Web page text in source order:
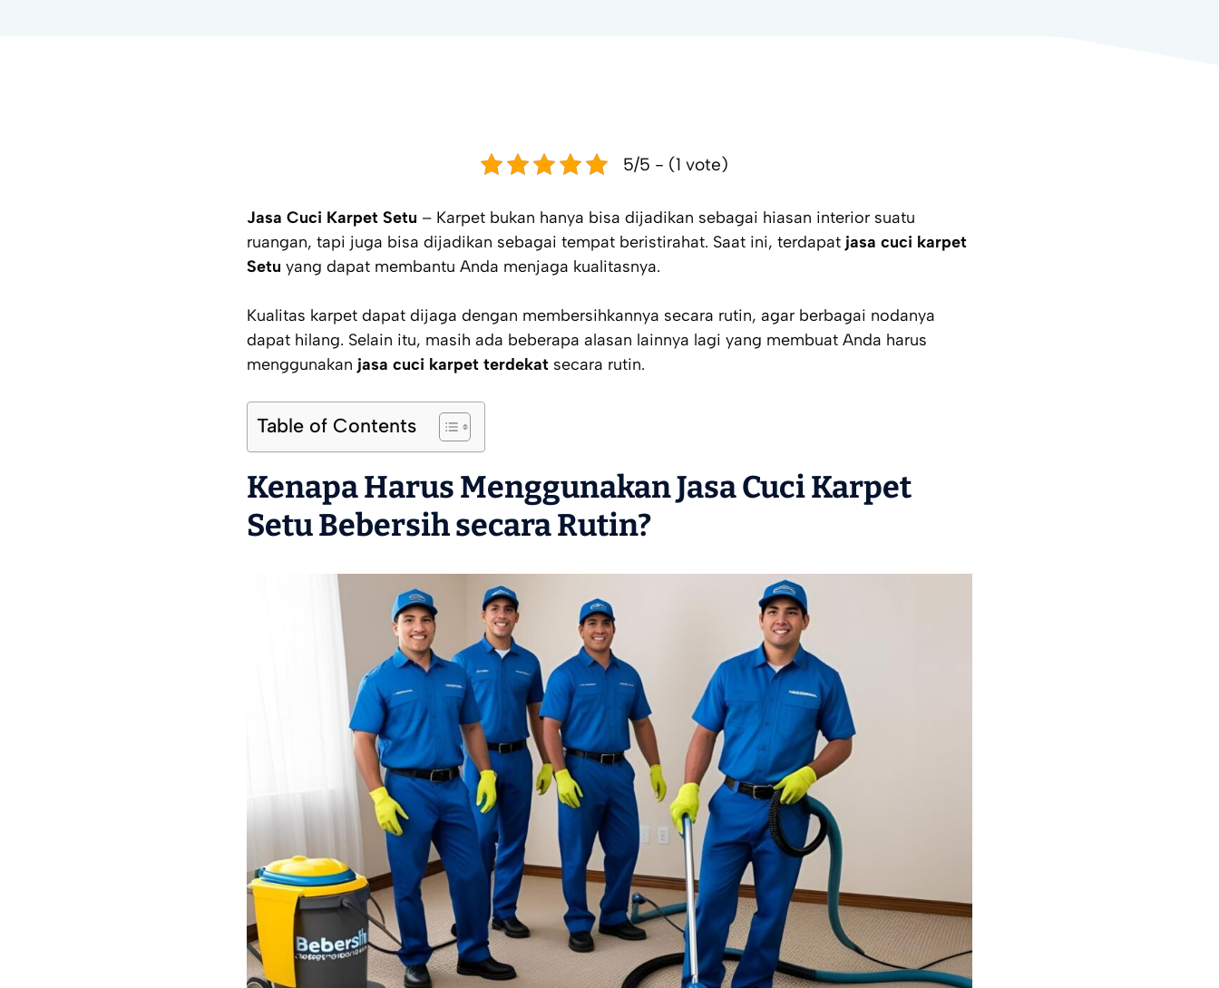
5/5 - (1 vote)
Jasa Cuci Karpet Setu – Karpet bukan hanya bisa dijadikan sebagai hiasan interior suatu
ruangan, tapi juga bisa dijadikan sebagai tempat beristirahat. Saat ini, terdapat jasa cuci karpet
Setu yang dapat membantu Anda menjaga kualitasnya.
Kualitas karpet dapat dijaga dengan membersihkannya secara rutin, agar berbagai nodanya
dapat hilang. Selain itu, masih ada beberapa alasan lainnya lagi yang membuat Anda harus
menggunakan jasa cuci karpet terdekat secara rutin.
Table of Contents
Kenapa Harus Menggunakan Jasa Cuci Karpet
Setu Bebersih secara Rutin?